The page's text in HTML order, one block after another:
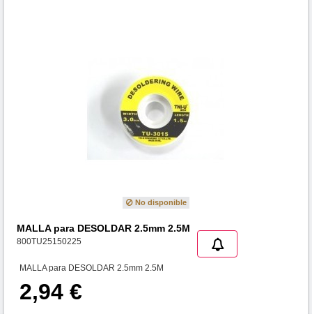
No disponible
MALLA para DESOLDAR 2.5mm 2.5M
800TU25150225
MALLA para DESOLDAR 2.5mm 2.5M
2,94 €